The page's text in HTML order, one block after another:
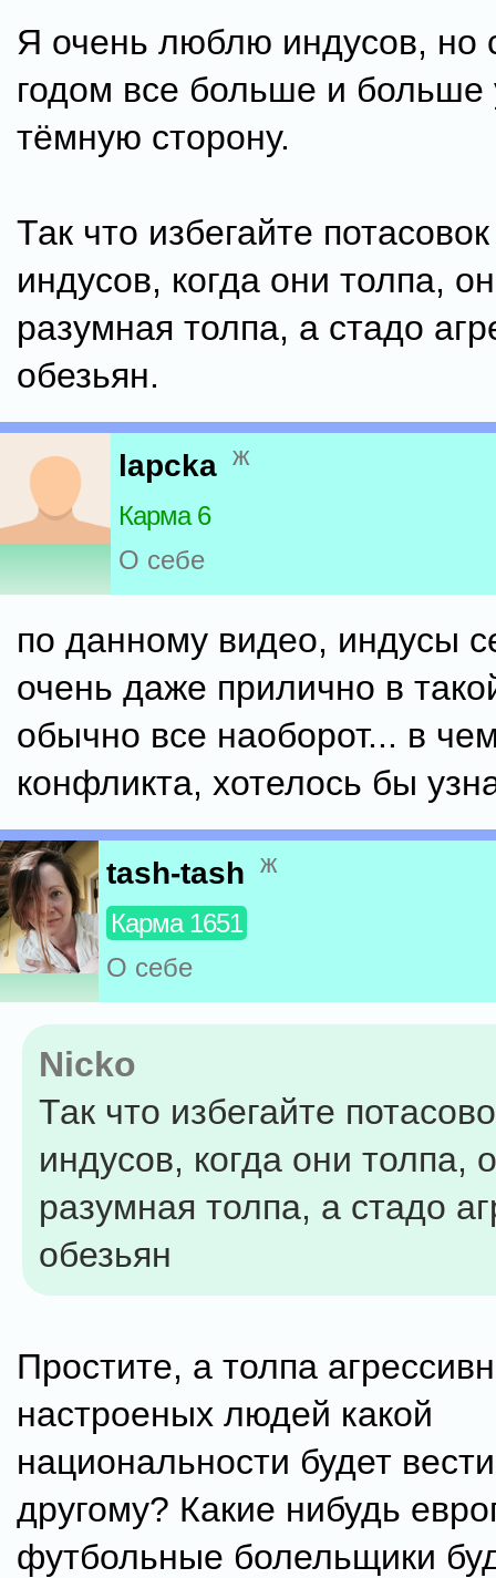
Я очень люблю индусов, но
годом все больше и больше
тёмную сторону.
Так что избегайте
индусов, когда они толпа,
разумная толпа, а стадо
обезьян.
lapcka ж
Карма 6
О себе
по данному видео, индусы
очень даже прилично в
обычно все наоборот... в
конфликта, хотелось бы
tash-tash ж
Карма 1651
О себе
Nicko
Так что избегайте
индусов, когда они толпа,
разумная толпа, а стадо
обезьян
Простите, а толпа
настроеных людей какой
национальности будет
другому? Какие нибудь
футбольные болельщики